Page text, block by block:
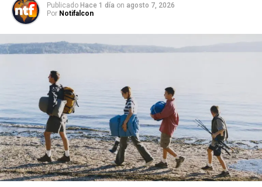
Publicado Hace 1 día on agosto 7, 2026
Por Notifalcon